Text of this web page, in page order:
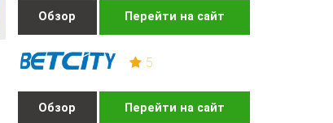
Обзор Перейти на сайт
5
Обзор Перейти на сайт